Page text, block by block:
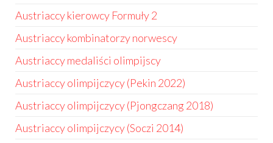
Austriaccy kierowcy Formuły 2
Austriaccy kombinatorzy norwescy
Austriaccy medaliści olimpijscy
Austriaccy olimpijczycy (Pekin 2022)
Austriaccy olimpijczycy (Pjongczang 2018)
Austriaccy olimpijczycy (Soczi 2014)